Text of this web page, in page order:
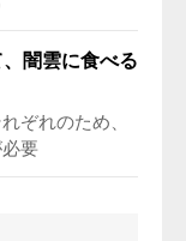
闇雲に食べる
ぞれのため、
要